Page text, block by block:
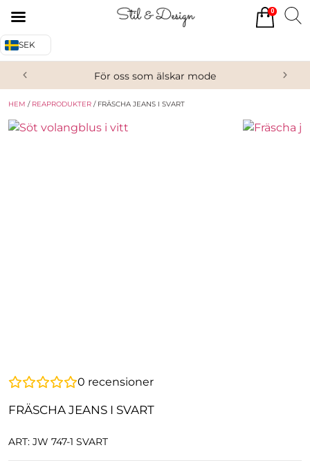
SEK
För oss som älskar mode
HEM / REAPRODUKTER / FRÄSCHA JEANS I SVART
0 recensioner
FRÄSCHA JEANS I SVART
ART: JW 747-1 SVART
0
Alla produkter
Om oss